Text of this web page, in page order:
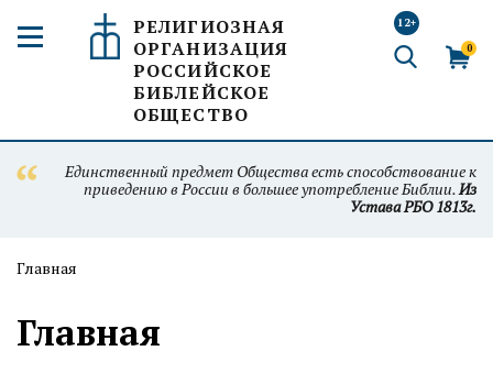
РЕЛИГИОЗНАЯ
ОРГАНИЗАЦИЯ
РОССИЙСКОЕ
БИБЛЕЙСКОЕ
ОБЩЕСТВО
12+
0
Единственный предмет Общества есть способствование к
приведению в России в большее употребление Библии.Из
Устава РБО 1813г.
Главная
Главная